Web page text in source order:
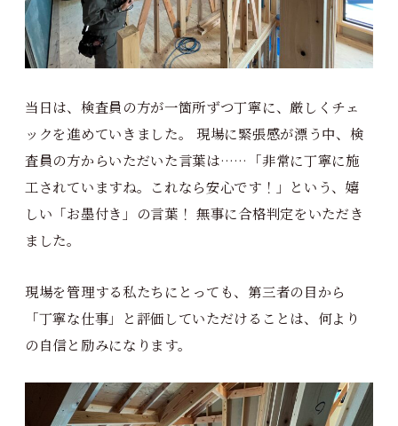
当日は、検査員の方が一箇所ずつ丁寧に、厳しくチェ
ックを進めていきました。 現場に緊張感が漂う中、検
査員の方からいただいた言葉は……「非常に丁寧に施
工されていますね。これなら安心です！」という、嬉
しい「お墨付き」の言葉！ 無事に合格判定をいただき
ました。
現場を管理する私たちにとっても、第三者の目から
「丁寧な仕事」と評価していただけることは、何より
の自信と励みになります。